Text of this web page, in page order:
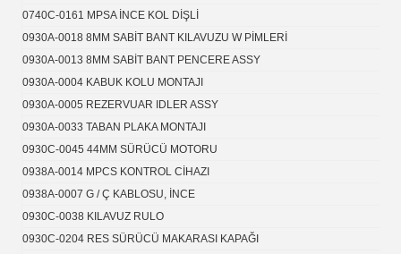
0740C-0161 MPSA İNCE KOL DİŞLİ
0930A-0018 8MM SABİT BANT KILAVUZU W PİMLERİ
0930A-0013 8MM SABİT BANT PENCERE ASSY
0930A-0004 KABUK KOLU MONTAJI
0930A-0005 REZERVUAR IDLER ASSY
0930A-0033 TABAN PLAKA MONTAJI
0930C-0045 44MM SÜRÜCÜ MOTORU
0938A-0014 MPCS KONTROL CİHAZI
0938A-0007 G / Ç KABLOSU, İNCE
0930C-0038 KILAVUZ RULO
0930C-0204 RES SÜRÜCÜ MAKARASI KAPAĞI